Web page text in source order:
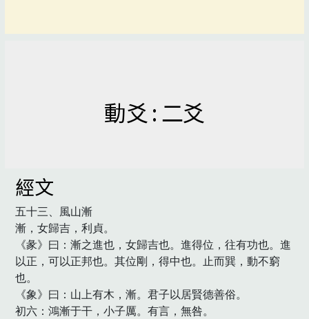
動爻 : 二爻
經文
五十三、風山漸
漸，女歸吉，利貞。
《彖》曰：漸之進也，女歸吉也。進得位，往有功也。進
以正，可以正邦也。其位剛，得中也。止而巽，動不窮
也。
《象》曰：山上有木，漸。君子以居賢德善俗。
初六：鴻漸于干，小子厲。有言，無咎。